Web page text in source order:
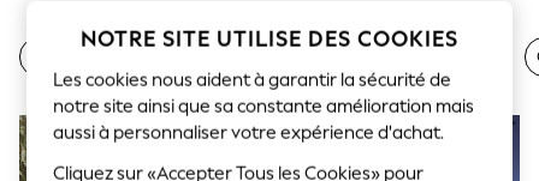
Flip Flops
Sliders
Jumpsuits & Playsuits
Linen Collection
Sandals
Shorts
Trousers
NOTRE SITE UTILISE DES COOKIES
Les cookies nous aident à garantir la sécurité de
notre site ainsi que sa constante amélioration mais
aussi à personnaliser votre expérience d'achat.
Cliquez sur «Accepter Tous les Cookies» pour